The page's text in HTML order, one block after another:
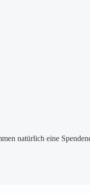
natürlich eine